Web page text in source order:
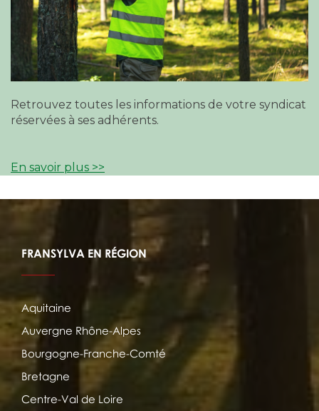
Retrouvez toutes les informations de votre syndicat
réservées à ses adhérents.
En savoir plus >>
FRANSYLVA EN RÉGION
Aquitaine
Auvergne Rhône-Alpes
Bourgogne-Franche-Comté
Bretagne
Centre-Val de Loire